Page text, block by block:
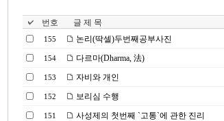
번호 글 제 목
155 논리(딱셀)두번째공부사진
154 다르마(Dharma, 法)
153 자비와 개인
152 보리심 수행
151 사성제의 첫번째 `고통`에 관한 진리